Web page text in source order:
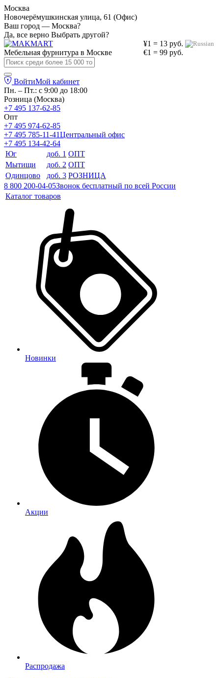
Москва
Новочерёмушкинская улица, 61 (Офис)
Ваш город — Москва?
Да, все верно Выбрать другой?
¥1 = 13 руб.
€1 = 99 руб.
Мебельная фурнитура в Москве
ВойтиМой кабинет
Пн. – Пт.: с 9:00 до 18:00
Розница (Москва)
+7 495 137-62-85
Опт
+7 495 974-62-85
+7 495 785-11-41Центральный офис
+7 495 134-42-64
Юг
доб. 1 ОПТ
Мытищи
доб. 2 ОПТ
Одинцово
доб. 3 РОЗНИЦА
8 800 200-04-05Звонок бесплатный по всей России
Каталог товаров
Новинки
Акции
Распродажа